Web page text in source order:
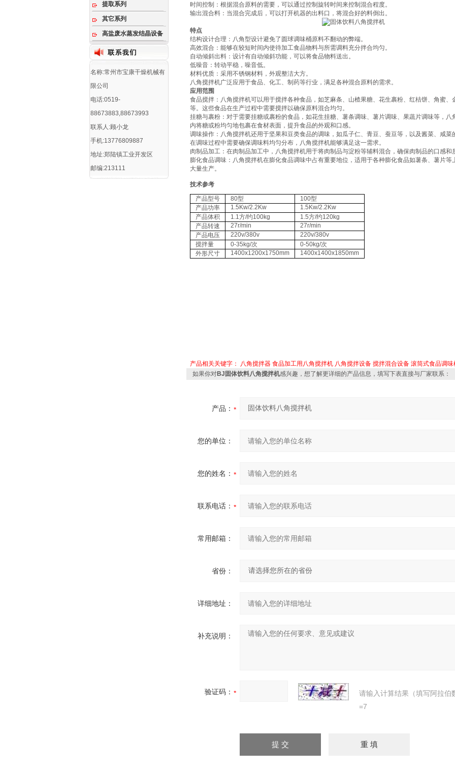
提取系列
其它系列
高盐废水蒸发结晶设备
名称:常州市宝康干燥机械有
限公司
电话:0519-
88673883,88673993
联系人:顾小龙
手机:13776809887
地址:郑陆镇工业开发区
邮编:213111
‌时间控制‌：根据混合原料的需要，可以通过控制旋转时间来控制混合程度。
‌输出混合料‌：当混合完成后，可以打开机器的出料口，将混合好的料倒出‌。
特点
‌结构设计合理‌：八角型设计避免了圆球调味桶原料不翻动的弊端。
‌高效混合‌：能够在较短时间内使待加工食品物料与所需调料充分拌合均匀。
‌自动倾斜出料‌：设计有自动倾斜功能，可以将食品物料送出。
‌低噪音‌：转动平稳，噪音低。
‌材料优质‌：采用不锈钢材料，外观整洁大方‌。
八角搅拌机广泛应用于食品、化工、制药等行业，满足各种混合原料的需求‌。
‌应用范围
食品搅拌‌：八角搅拌机可以用于搅拌各种食品，如芝麻条、山楂果糖、花生裹粉、红桔饼、角蜜、
等。这些食品在生产过程中需要搅拌以确保原料混合均匀‌。
挂糖与裹粉‌：对于需要挂糖或裹粉的食品，如花生挂糖、薯条调味、薯片调味、果蔬片调味等，八
内将糖或粉均匀地包裹在食材表面，提升食品的外观和口感‌。
调味操作‌：八角搅拌机还用于坚果和豆类食品的调味，如瓜子仁、青豆、蚕豆等，以及酱菜、咸菜
在调味过程中需要确保调味料均匀分布，八角搅拌机能够满足这一需求‌。
肉制品加工‌：在肉制品加工中，八角搅拌机用于将肉制品与淀粉等辅料混合，确保肉制品的口感和
膨化食品调味‌：八角搅拌机在膨化食品调味中占有重要地位，适用于各种膨化食品如薯条、薯片等
大量生产‌。
技术参考
产品型号
80型
100型
产品功率
1.5Kw/2.2Kw
1.5Kw/2.2Kw
产品体积
1.1方/约100kg
1.5方/约120kg
产品转速
27r/min
27r/min
产品电压
220v/380v
220v/380v
搅拌量
0-35kg/次
0-50kg/次
外形尺寸
1400x1200x1750mm 1400x1400x1850mm
产品相关关键字： 八角搅拌器 食品加工用八角搅拌机 八角搅拌设备 搅拌混合设备 滚筒式食品调味
如果你对BJ固体饮料八角搅拌机感兴趣，想了解更详细的产品信息，填写下表直接与厂家联系：
产品：
您的单位：
您的姓名：
联系电话：
常用邮箱：
省份：
详细地址：
补充说明：
验证码：
请输入计算结果（填写阿拉伯
=7